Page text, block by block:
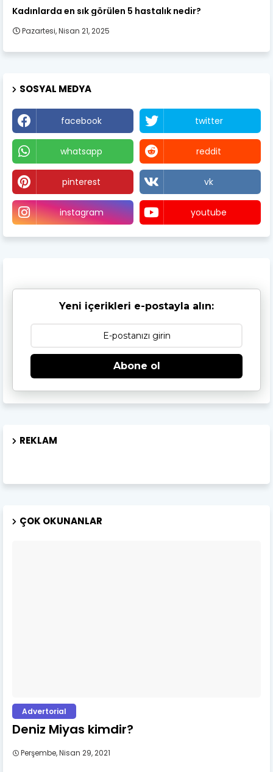
Kadın Sağlığı
Kadınlarda en sık görülen 5 hastalık nedir?
Pazartesi, Nisan 21, 2025
SOSYAL MEDYA
facebook twitter
whatsapp reddit
pinterest vk
instagram youtube
Yeni içerikleri e-postayla alın:
Abone ol
REKLAM
ÇOK OKUNANLAR
Advertorial
Deniz Miyas kimdir?
Perşembe, Nisan 29, 2021